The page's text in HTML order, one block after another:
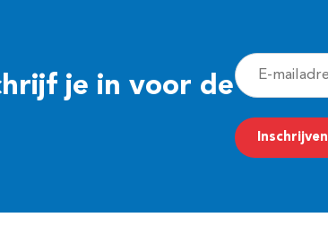
je in voor de
E
-
m
a
Inschrijven